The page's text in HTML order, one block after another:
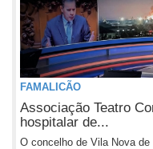
FAMALICÃO
Associação Teatro
hospitalar de...
O concelho de Vila Nova